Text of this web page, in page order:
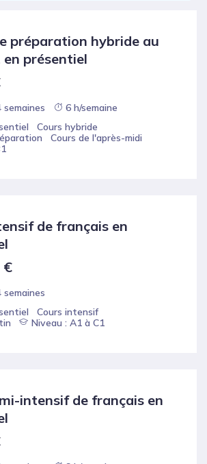
préparation hybride au
en présentiel
semaines
6 h/semaine
Cours hybride
Cours de l'après-midi
de français en
€
semaines
Cours intensif
Niveau : A1 à C1
intensif de français en